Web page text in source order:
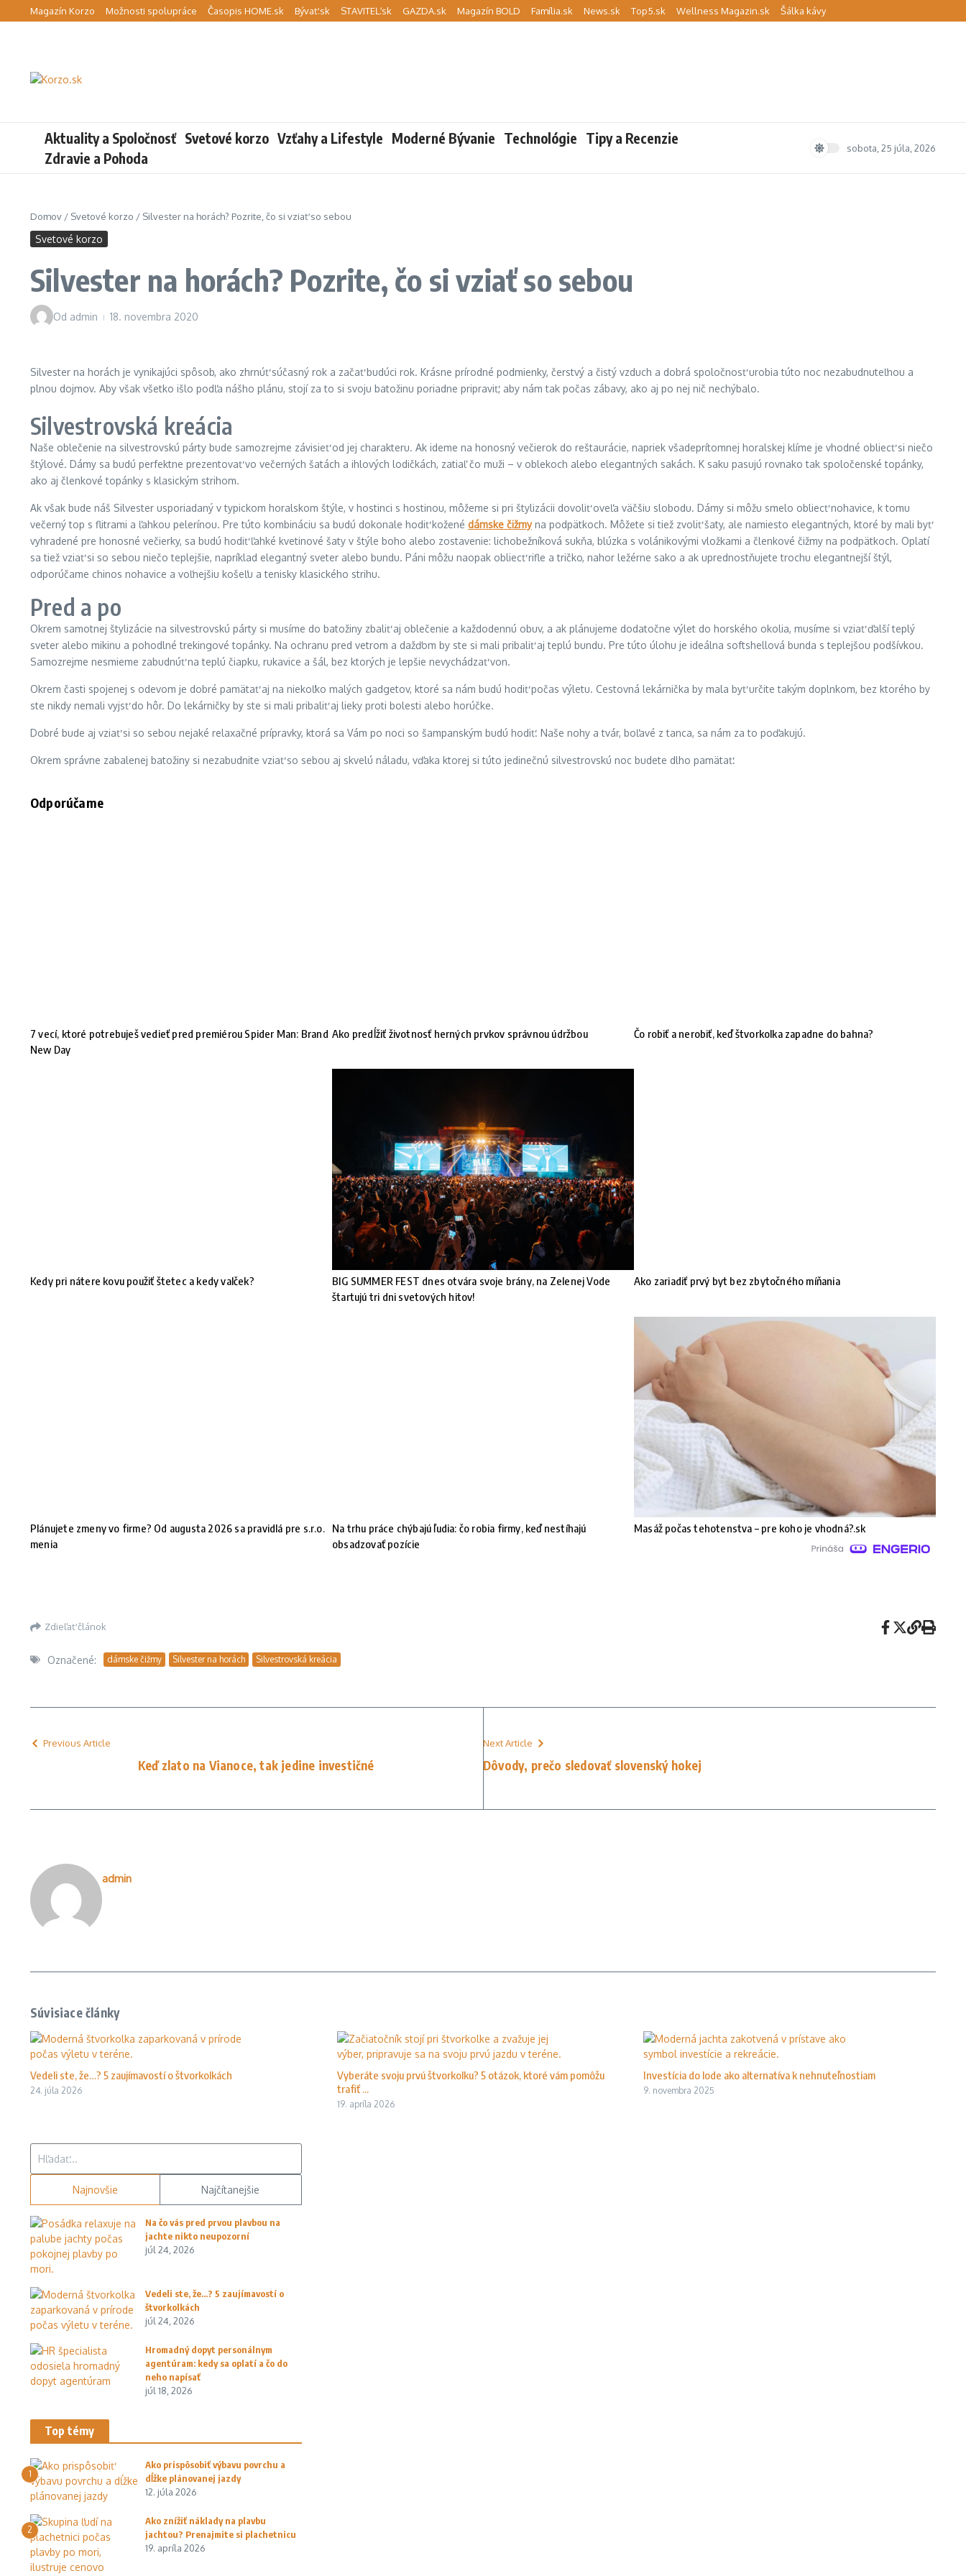
Preskočiť na obsah
Magazín Korzo Možnosti spolupráce Časopis HOME.sk Bývať.sk STAVITEĽ.sk GAZDA.sk Magazín BOLD Família.sk News.sk Top5.sk Wellness Magazin.sk Šálka kávy
Aktuality a Spoločnosť Svetové korzo Vzťahy a Lifestyle Moderné Bývanie Technológie Tipy a Recenzie
Zdravie a Pohoda
sobota, 25 júla, 2026
Domov / Svetové korzo / Silvester na horách? Pozrite, čo si vziať so sebou
Svetové korzo
Silvester na horách? Pozrite, čo si vziať so sebou
Od admin 18. novembra 2020
Silvester na horách je vynikajúci spôsob, ako zhrnúť súčasný rok a začať budúci rok. Krásne prírodné podmienky, čerstvý a čistý vzduch a dobrá spoločnosť urobia túto noc nezabudnuteľnou a
plnou dojmov. Aby však všetko išlo podľa nášho plánu, stojí za to si svoju batožinu poriadne pripraviť, aby nám tak počas zábavy, ako aj po nej nič nechýbalo.
Silvestrovská kreácia
Naše oblečenie na silvestrovskú párty bude samozrejme závisieť od jej charakteru. Ak ideme na honosný večierok do reštaurácie, napriek všadeprítomnej horalskej klíme je vhodné obliecť si niečo
štýlové. Dámy sa budú perfektne prezentovať vo večerných šatách a ihlových lodičkách, zatiaľ čo muži – v oblekoch alebo elegantných sakách. K saku pasujú rovnako tak spoločenské topánky,
ako aj členkové topánky s klasickým strihom.
Ak však bude náš Silvester usporiadaný v typickom horalskom štýle, v hostinci s hostinou, môžeme si pri štylizácii dovoliť oveľa väčšiu slobodu. Dámy si môžu smelo obliecť nohavice, k tomu
večerný top s flitrami a ľahkou pelerínou. Pre túto kombináciu sa budú dokonale hodiť kožené dámske čižmyna podpätkoch. Môžete si tiež zvoliť šaty, ale namiesto elegantných, ktoré by mali byť
vyhradené pre honosné večierky, sa budú hodiť ľahké kvetinové šaty v štýle boho alebo zostavenie: lichobežníková sukňa, blúzka s volánikovými vložkami a členkové čižmy na podpätkoch. Oplatí
sa tiež vziať si so sebou niečo teplejšie, napríklad elegantný sveter alebo bundu. Páni môžu naopak obliecť rifle a tričko, nahor ležérne sako a ak uprednostňujete trochu elegantnejší štýl,
odporúčame chinos nohavice a voľnejšiu košeľu a tenisky klasického strihu.
Pred a po
Okrem samotnej štylizácie na silvestrovskú párty si musíme do batožiny zbaliť aj oblečenie a každodennú obuv, a ak plánujeme dodatočne výlet do horského okolia, musíme si vziať ďalší teplý
sveter alebo mikinu a pohodlné trekingové topánky. Na ochranu pred vetrom a dažďom by ste si mali pribaliť aj teplú bundu. Pre túto úlohu je ideálna softshellová bunda s teplejšou podšívkou.
Samozrejme nesmieme zabudnúť na teplú čiapku, rukavice a šál, bez ktorých je lepšie nevychádzať von.
Okrem časti spojenej s odevom je dobré pamätať aj na niekoľko malých gadgetov, ktoré sa nám budú hodiť počas výletu. Cestovná lekárnička by mala byť určite takým doplnkom, bez ktorého by
ste nikdy nemali vyjsť do hôr. Do lekárničky by ste si mali pribaliť aj lieky proti bolesti alebo horúčke.
Dobré bude aj vziať si so sebou nejaké relaxačné prípravky, ktorá sa Vám po noci so šampanským budú hodiť. Naše nohy a tvár, boľavé z tanca, sa nám za to poďakujú.
Okrem správne zabalenej batožiny si nezabudnite vziať so sebou aj skvelú náladu, vďaka ktorej si túto jedinečnú silvestrovskú noc budete dlho pamätať.
Odporúčame
7 vecí, ktoré potrebuješ vedieť pred premiérou Spider Man: Brand
New Day
Ako predĺžiť životnosť herných prvkov správnou údržbou Čo robiť a nerobiť, keď štvorkolka zapadne do bahna?
Kedy pri nátere kovu použiť štetec a kedy valček?
BIG SUMMER FEST dnes otvára svoje brány, na Zelenej Vode
štartujú tri dni svetových hitov!
Ako zariadiť prvý byt bez zbytočného míňania
Plánujete zmeny vo firme? Od augusta 2026 sa pravidlá pre s.r.o.
menia
Na trhu práce chýbajú ľudia: čo robia firmy, keď nestíhajú
obsadzovať pozície
Masáž počas tehotenstva – pre koho je vhodná?.sk
Zdieľať článok
Označené: dámske čižmy Silvester na horách Silvestrovská kreácia
Previous Article
Keď zlato na Vianoce, tak jedine investičné
Next Article
Dôvody, prečo sledovať slovenský hokej
admin
Súvisiace články
Vedeli ste, že…? 5 zaujímavostí o štvorkolkách
24. júla 2026
Vyberáte svoju prvú štvorkolku? 5 otázok, ktoré vám pomôžu
trafiť ...
19. apríla 2026
Investícia do lode ako alternatíva k nehnuteľnostiam
9. novembra 2025
Najnovšie Najčítanejšie
Na čo vás pred prvou plavbou na
jachte nikto neupozorní
júl 24, 2026
Vedeli ste, že…? 5 zaujímavostí o
štvorkolkách
júl 24, 2026
Hromadný dopyt personálnym
agentúram: kedy sa oplatí a čo do
neho napísať
júl 18, 2026
Top témy
1
Ako prispôsobiť výbavu povrchu a
dĺžke plánovanej jazdy
12. júla 2026
2
Ako znížiť náklady na plavbu
jachtou? Prenajmite si plachetnicu
19. apríla 2026